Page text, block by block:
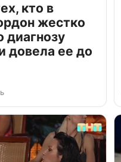
кто в
жестко
диагнозу
довела ее до